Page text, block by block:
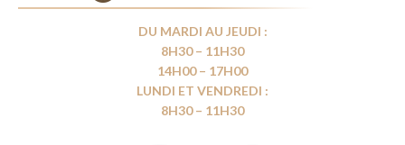
DU MARDI AU JEUDI :
8H30 – 11H30
14H00 – 17H00
LUNDI ET VENDREDI :
8H30 – 11H30